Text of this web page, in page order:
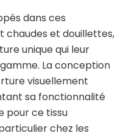
dans ces
chaudes et douillettes,
unique qui leur
La conception
visuellement
sa fonctionnalité
pour ce tissu
chez les